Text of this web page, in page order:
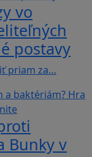
vo
postavy
priam za…
Bunky v